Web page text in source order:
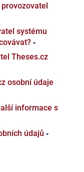
systému
Theses.cz
osobní údaje
informace s
údajů